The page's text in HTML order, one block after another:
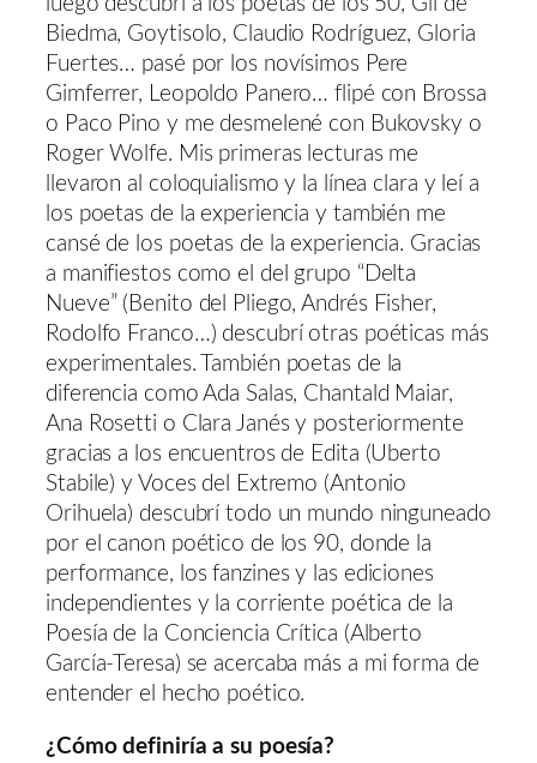
Biedma, Goytisolo, Claudio Rodríguez, Gloria
Fuertes… pasé por los novísimos Pere
Gimferrer, Leopoldo Panero… flipé con Brossa
o Paco Pino y me desmelené con Bukovsky o
Roger Wolfe. Mis primeras lecturas me
llevaron al coloquialismo y la línea clara y leí a
los poetas de la experiencia y también me
cansé de los poetas de la experiencia. Gracias
a manifiestos como el del grupo “Delta
Nueve” (Benito del Pliego, Andrés Fisher,
Rodolfo Franco…) descubrí otras poéticas más
experimentales. También poetas de la
diferencia como Ada Salas, Chantald Maiar,
Ana Rosetti o Clara Janés y posteriormente
gracias a los encuentros de Edita (Uberto
Stabile) y Voces del Extremo (Antonio
Orihuela) descubrí todo un mundo ninguneado
por el canon poético de los 90, donde la
performance, los fanzines y las ediciones
independientes y la corriente poética de la
Poesía de la Conciencia Crítica (Alberto
García-Teresa) se acercaba más a mi forma de
entender el hecho poético.
¿Cómo definiría a su poesía?